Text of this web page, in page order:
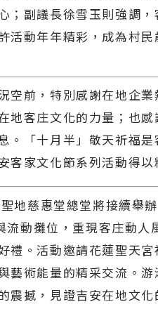
；副議長徐雪玉則強調
活動年年精彩，成為村
空前，特別感謝在地企
地客庄文化的力量；也感
。「十月半」敬天祈福
客家文化節系列活動得以
地慈惠堂總堂將接續舉
動攤位，重現客庄動人
禮。活動邀請花蓮聖天
藝術能量的精采交流。
震撼，見證吉安在地文化